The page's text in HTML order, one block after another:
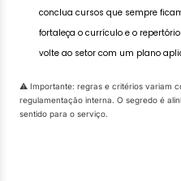
conclua cursos que sempre
fortaleça o currículo e o
volte ao setor com um plano
⚠️ Importante: regras e critérios variam
regulamentação interna. O segredo é
sentido para o serviço.